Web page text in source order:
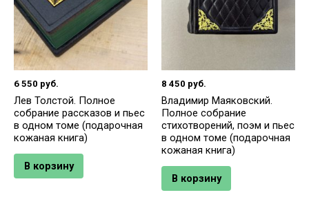
6 550 руб.
Лев Толстой. Полное
собрание рассказов и пьес
в одном томе (подарочная
кожаная книга)
В корзину
8 450 руб.
Владимир Маяковский.
Полное собрание
стихотворений, поэм и пьес
в одном томе (подарочная
кожаная книга)
В корзину